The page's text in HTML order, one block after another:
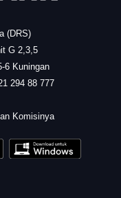
(DRS)
G 2,3,5
6 Kuningan
294 88 777
Komisinya